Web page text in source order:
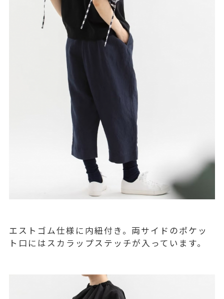
エストゴム仕様に内紐付き。両サイドのポケッ
ト口にはスカラップステッチが入っています。